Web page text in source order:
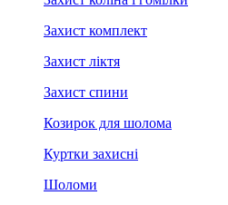
Захист комплект
Захист ліктя
Захист спини
Козирок для шолома
Куртки захисні
Шоломи